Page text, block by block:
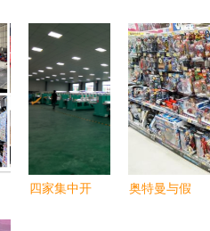
沫粒子填充
玩具热卖促
绑点燃童心
售的新蓝海
机遇
四家集中开
奥特曼与假